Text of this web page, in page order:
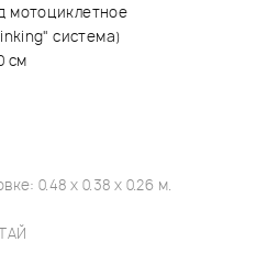
мотоциклетное
система)
см
0.48 x 0.38 x 0.26 м.